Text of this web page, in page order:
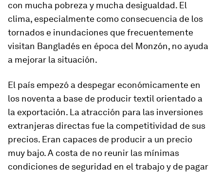
con mucha pobreza y mucha desigualdad. El
clima, especialmente como consecuencia de los
tornados e inundaciones que frecuentemente
visitan Bangladés en época del Monzón, no ayuda
a mejorar la situación.
El país empezó a despegar económicamente en
los noventa a base de producir textil orientado a
la exportación. La atracción para las inversiones
extranjeras directas fue la competitividad de sus
precios. Eran capaces de producir a un precio
muy bajo. A costa de no reunir las mínimas
condiciones de seguridad en el trabajo y de pagar